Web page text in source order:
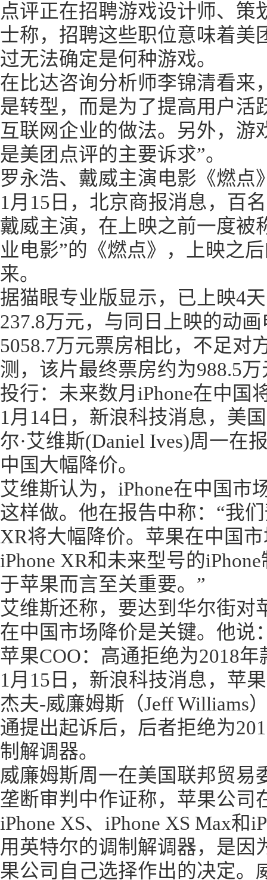
点评正在招聘游戏设计师、策
士称，招聘这些职位意味着美
过无法确定是何种游戏。
在比达咨询分析师李锦清看来
是转型，而是为了提高用户活
互联网企业的做法。另外，游
是美团点评的主要诉求”。
罗永浩、戴威主演电影《燃点
1月15日，北京商报消息，百
戴威主演，在上映之前一度被
业电影”的《燃点》，上映之
来。
据猫眼专业版显示，已上映4
237.8万元，与同日上映的动
5058.7万元票房相比，不足对
测，该片最终票房约为988.5万
投行：未来数月iPhone在中国
1月14日，新浪科技消息，美
尔·艾维斯(Daniel Ives)周一在
中国大幅降价。
艾维斯认为，iPhone在中国市
这样做。他在报告中称：“我
XR将大幅降价。苹果在中国
iPhone XR和未来型号的
于苹果而言至关重要。”
艾维斯还称，要达到华尔街对
在中国市场降价是关键。他说
苹果COO：高通拒绝为2018年
1月15日，新浪科技消息，苹
杰夫-威廉姆斯（Jeff Williams
通提出起诉后，后者拒绝为
制解调器。
威廉姆斯周一在美国联邦贸易
垄断审判中作证称，苹果公司
iPhone XS、iPhone XS Max和
用英特尔的调制解调器，是因
果公司自己选择作出的决定。